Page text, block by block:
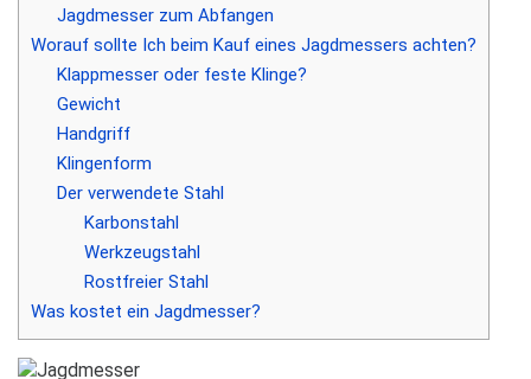
Jagd­mes­ser zum Abfan­gen
Wor­auf sollte Ich beim Kauf eines Jagd­mes­sers ach­ten?
Klapp­mes­ser oder feste Klinge?
Gewicht
Hand­griff
Klin­gen­form
Der ver­wen­dete Stahl
Kar­bon­stahl
Werk­zeug­stahl
Rost­freier Stahl
Was kos­tet ein Jagd­mes­ser?